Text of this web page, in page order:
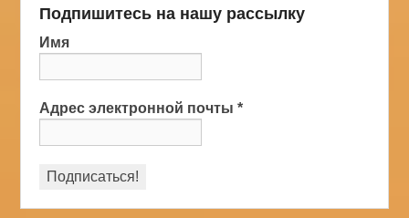
Подпишитесь на нашу рассылку
Имя
Адрес электронной почты*